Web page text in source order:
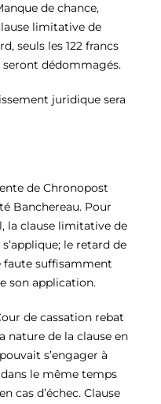
de chance,
limitative de
seuls les 122 francs
seront dédommagés.
juridique sera
de Chronopost
Banchereau. Pour
la clause limitative de
le retard de
faute suffisamment
son application.
de cassation rebat
nature de la clause en
s’engager à
le même temps
cas d’échec. Clause